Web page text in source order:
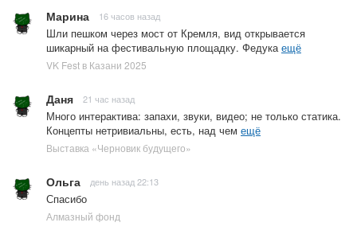
Марина 16 часов назад
Шли пешком через мост от Кремля, вид открывается
шикарный на фестивальную площадку. Федука ещё
VK Fest в Казани 2025
Даня 21 час назад
Много интерактива: запахи, звуки, видео; не только статика.
Концепты нетривиальны, есть, над чем ещё
Выставка «Черновик будущего»
Ольга день назад 22:13
Спасибо
Алмазный фонд